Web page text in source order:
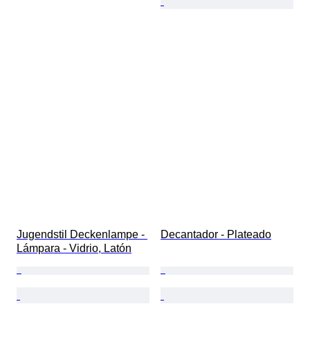
Jugendstil Deckenlampe -
Lámpara - Vidrio, Latón
Decantador - Plateado